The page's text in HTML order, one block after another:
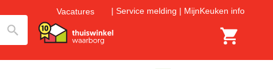
Vacatures Service melding MijnKeuken info